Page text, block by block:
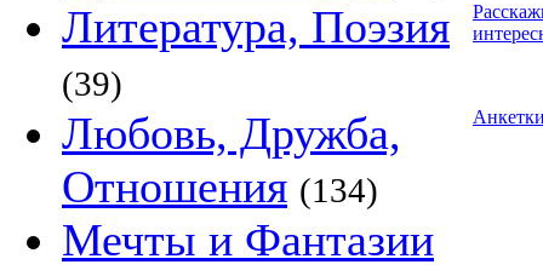
Литература, Поэзия
(39)
Любовь, Дружба,
Отношения (134)
Мечты и Фантазии